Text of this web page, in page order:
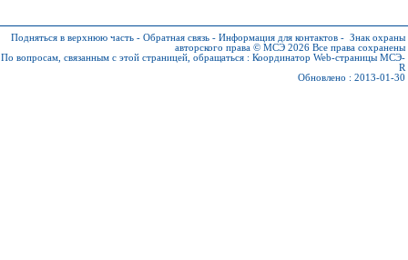
Подняться в верхнюю часть - Обратная связь - Информация для контактов - Знак охраны
авторского права © МСЭ 2026 Все права сохранены
По вопросам, связанным с этой страницей, обращаться : Координатор Web-страницы МСЭ-
R
Обновлено : 2013-01-30